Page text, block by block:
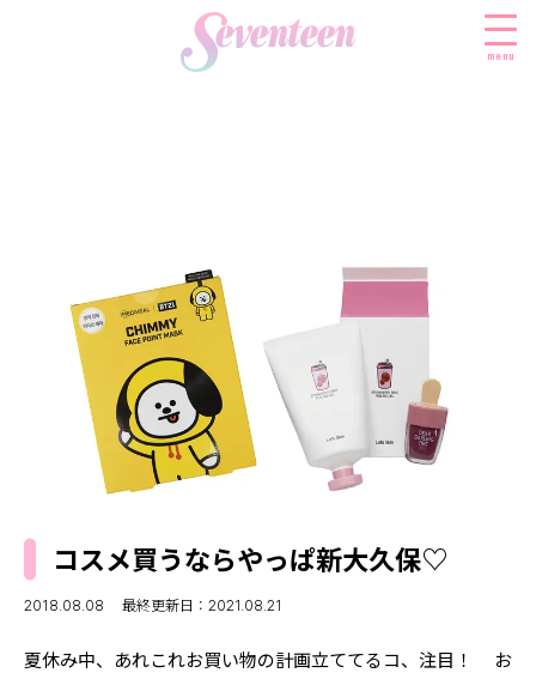
menu
ファッションニュース
モデル私服
着回し
着痩せ
BEAUTY
ビューティニュース
トレンドメイク
ベストコスメ
ヘアアレンジ・ヘアケア
スキンケア
SCHOOL
スクールニュース
制服コーデ
学校ヘアメイク
勉強・受験・進路
ENTERTAINMENT
エンタメニュース
なにわ男子
LIFESTYLE
ライフスタイルニュース
モデルの購入品
おでかけ
JK TREND
MODELS
MODEL'S BLOG
TikTok
コスメ買うならやっぱ新大久保♡
2018.08.08 最終更新日：2021.08.21
夏休み中、あれこれお買い物の計画立ててるコ、注目！ お